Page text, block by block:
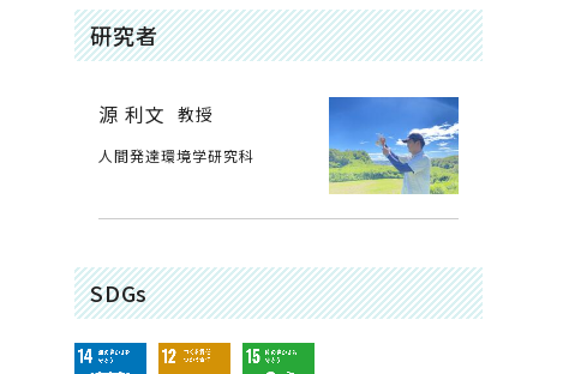
研究者
源 利文 教授
人間発達環境学研究科
SDGs